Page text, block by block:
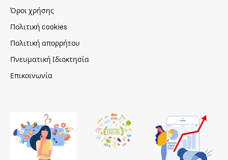
Όροι χρήσης
Πολιτική cookies
Πολιτική απορρήτου
Πνευματική Ιδιοκτησία
Επικοινωνία